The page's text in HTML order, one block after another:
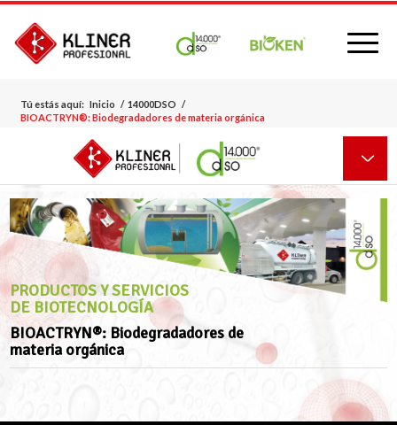
Tú estás aquí: Inicio / 14000DSO /
BIOACTRYN®: Biodegradadores de materia orgánica
PRODUCTOS Y SERVICIOS
DE BIOTECNOLOGÍA
BIOACTRYN®: Biodegradadores de
materia orgánica